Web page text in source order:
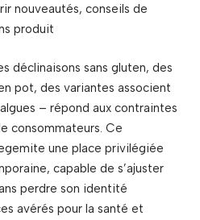
nouveautés, conseils de
produit
déclinaisons sans gluten, des
pot, des variantes associent
– répond aux contraintes
consommateurs. Ce
une place privilégiée
capable de s’ajuster
perdre son identité
avérés pour la santé et